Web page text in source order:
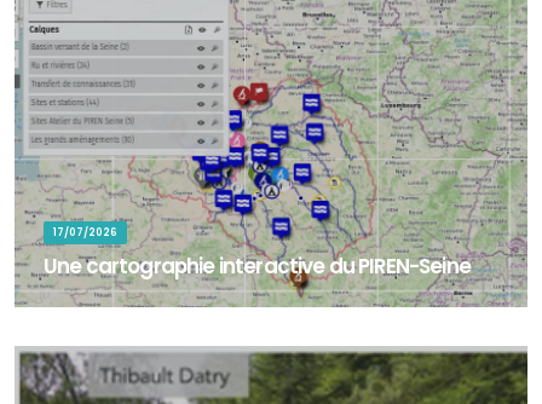
17/07/2026
Une cartographie interactive du PIREN-Seine
La cartographie interactive du PIREN-Seine permet d'explorer les
travaux de recherc...